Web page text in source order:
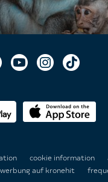
cookie information
auf kronehit